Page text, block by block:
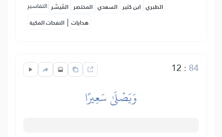
التفاسير: المُيسَّر المختصر السعدي ابن كثير الطبري
النفحات المكية | هدايات
12 : 84
وَيَصۡلَىٰ سَعِيرًا